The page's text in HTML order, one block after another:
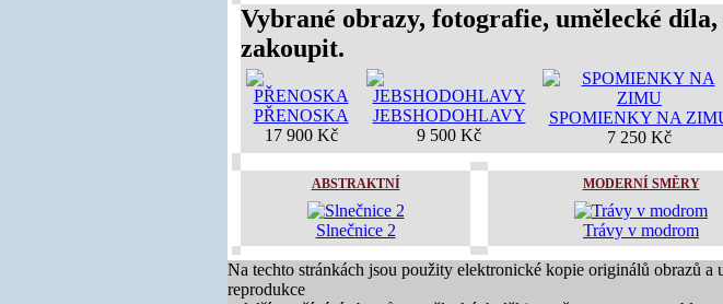
Vybrané obrazy, fotografie, umělecké
zakoupit.
PŘENOSKA
17 900 Kč
JEBSHODOHLAVY
9 500 Kč
SPOMIENKY NA
7 250 Kč
ABSTRAKTNÍ
Slnečnice 2
MODERNÍ SMĚRY
Trávy v modrom
Na techto stránkách jsou použity elektronické kopie originálů obrazů
reprodukce